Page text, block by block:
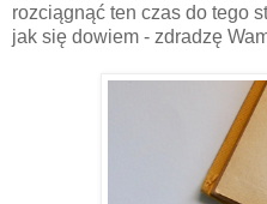
rozciągnąć ten czas do tego
jak się dowiem - zdradzę